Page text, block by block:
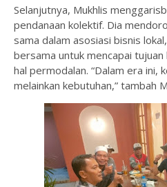
Selanjutnya, Mukhlis
pendanaan kolektif. Dia
sama dalam asosiasi bisnis
bersama untuk mencapai
hal permodalan. “Dalam era ini,
melainkan kebutuhan,” tambah